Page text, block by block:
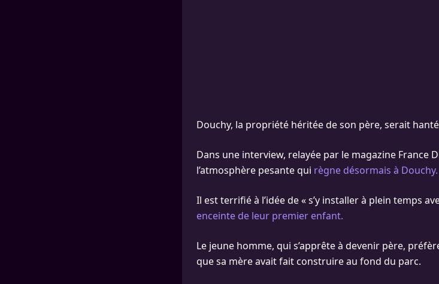
Douchy, la propriété héritée de son père, serait
Dans une interview, relayée par le magazine France
l’atmosphère pesante qui règne désormais à Douchy.
Il est terrifié à l’idée de « s’y installer à plein temps
enceinte de leur premier enfant.
Le jeune homme, qui s’apprête à devenir père,
que sa mère avait fait construire au fond du parc.